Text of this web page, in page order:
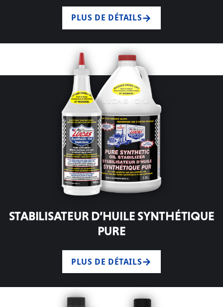
PLUS DE DÉTAILS
STABILISATEUR D’HUILE SYNTHÉTIQUE
PURE
PLUS DE DÉTAILS